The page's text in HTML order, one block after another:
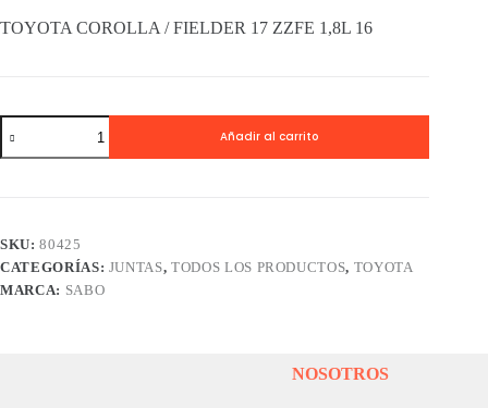
TOYOTA COROLLA / FIELDER 17 ZZFE 1,8L 16
Juntas
Jgo.con
retenes
FIELDER
17
ZZFE
Añadir al carrito
SKU:80425
CATEGORÍAS: JUNTAS,TODOS LOS PRODUCTOS, TOYOTA
MARCA: SABO
NOSOTROS